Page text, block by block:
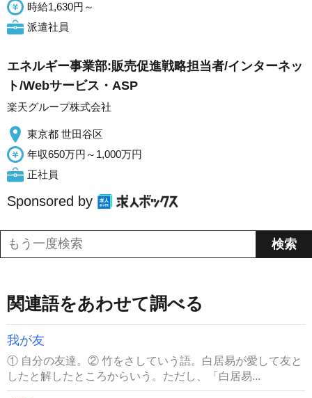
時給1,630円～
派遣社員
エネルギー事業部:販売促進戦略担当者/インターネッ
ト/Webサービス・ASP
楽天グループ株式会社
東京都 世田谷区
年収650万円～1,000万円
正社員
Sponsored by
関連語をあわせて調べる
我が友
① 自分の友達。② 竹をさしていう語。白居易が愛して友と
したと解したところからいう。ただし、「白居易...